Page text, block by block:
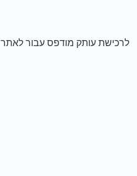
לרכישת עותק מודפס עבור לאתר